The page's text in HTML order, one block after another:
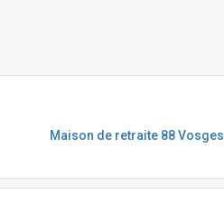
Maison de retraite 88 Vosges